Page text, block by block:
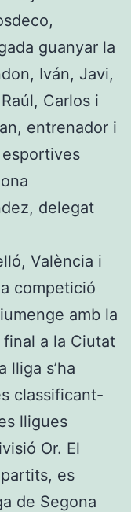
guanyar la
Iván, Javi,
Carlos i
entrenador i
delegat
València i
competició
amb la
a la Ciutat
lliga s’ha
classificant-
lligues
Or. El
es
de Segona